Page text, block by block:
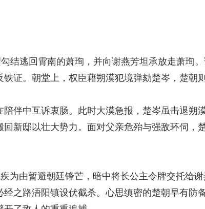
结逃回霄南的萧珣，并向谢燕芳坦承放走萧珣
证。朝堂上，权臣藉朔漠犯境弹劾楚岑，楚朝
伴中互诉衷肠。此时大漠急报，楚岑虽击退朔
新邸以壮大势力。面对父亲危殆与强敌环伺，
为由暂避朝廷锋芒，暗中将长公主令牌交托给
之路浯阳镇设伏截杀。心思缜密的楚朝早有防